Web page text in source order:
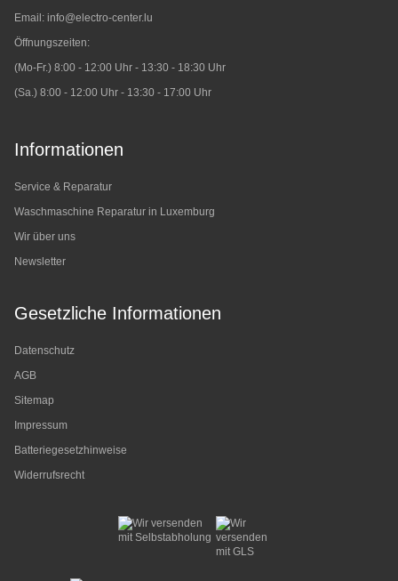
Email: info@electro-center.lu
Öffnungszeiten:
(Mo-Fr.) 8:00 - 12:00 Uhr - 13:30 - 18:30 Uhr
(Sa.) 8:00 - 12:00 Uhr - 13:30 - 17:00 Uhr
Informationen
Service & Reparatur
Waschmaschine Reparatur in Luxemburg
Wir über uns
Newsletter
Gesetzliche Informationen
Datenschutz
AGB
Sitemap
Impressum
Batteriegesetzhinweise
Widerrufsrecht